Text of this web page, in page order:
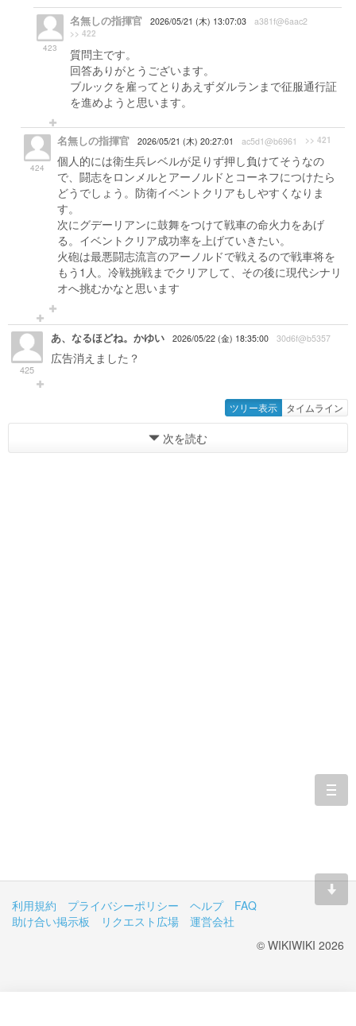
423
名無しの指揮官 2026/05/21 (木) 13:07:03 a381f@6aac2
>> 422
質問主です。
回答ありがとうございます。
ブルックを雇ってとりあえずダルランまで征服通行証
を進めようと思います。
424
名無しの指揮官 2026/05/21 (木) 20:27:01 ac5d1@b6961 >> 421
個人的には衛生兵レベルが足りず押し負けてそうなの
で、闘志をロンメルとアーノルドとコーネフにつけたら
どうでしょう。防衛イベントクリアもしやすくなりま
す。
次にグデーリアンに鼓舞をつけて戦車の命火力をあげ
る。イベントクリア成功率を上げていきたい。
火砲は最悪闘志流言のアーノルドで戦えるので戦車将を
もう1人。冷戦挑戦までクリアして、その後に現代シナリ
オへ挑むかなと思います
425
あ、なるほどね。かゆい 2026/05/22 (金) 18:35:00 30d6f@b5357
広告消えました？
ツリー表示 タイムライン
次を読む
利用規約 プライバシーポリシー ヘルプ
FAQ
助け合い掲示板
リクエスト広場
運営会社
© WIKIWIKI 2026